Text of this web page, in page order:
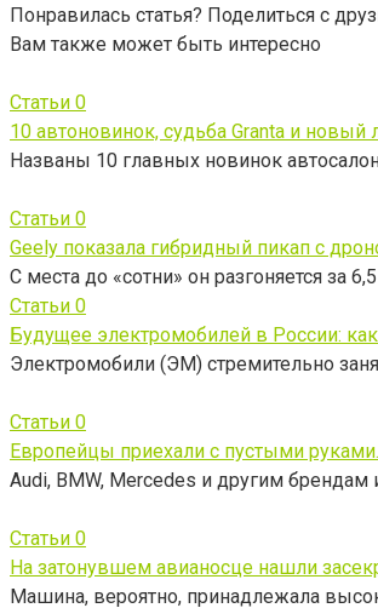
Понравилась статья? Поделиться с
Вам также может быть интересно
Статьи 0
10 автоновинок, судьба Granta и
Названы 10 главных новинок
Статьи 0
Geely показала гибридный пикап с
С места до «сотни» он разгоняется за
Статьи 0
Будущее электромобилей в России:
Электромобили (ЭМ) стремительно
Статьи 0
Европейцы приехали с пустыми
Audi, BMW, Mercedes и другим
Статьи 0
На затонувшем авианосце нашли
Машина, вероятно, принадлежала